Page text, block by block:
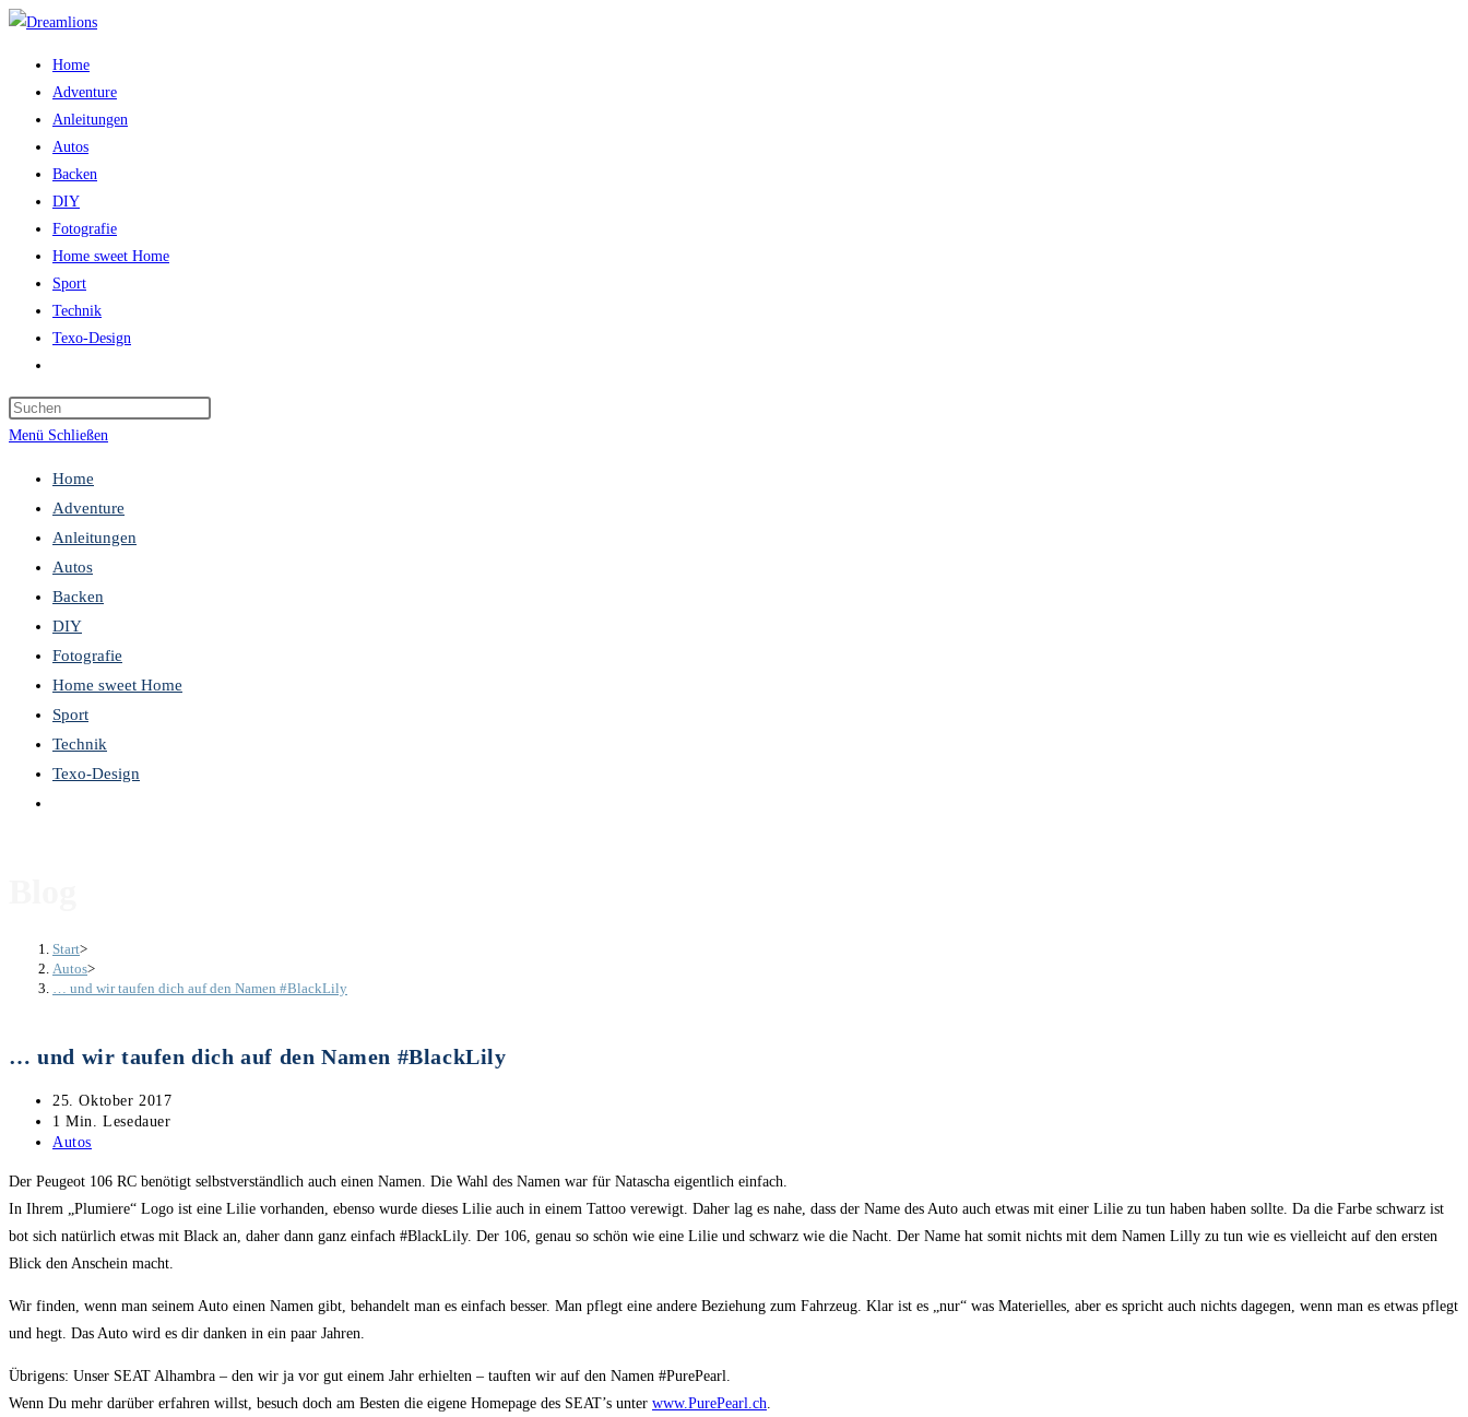
Zum
springen
Home
Adventure
Anleitungen
Autos
Backen
DIY
Fotografie
Home sweet Home
Sport
Technik
Texo-Design
umschalten
Menü Schließen
Home
Adventure
Anleitungen
Autos
Backen
DIY
Fotografie
Home sweet Home
Sport
Technik
Texo-Design
Start>
Autos>
… und wir taufen dich auf den Namen #BlackLily
… und wir taufen dich auf den Namen #BlackLily
Beitrag
veröffentlicht:
25. Oktober 2017
Lesedauer:
1 Min. Lesedauer
Beitrags-
Autos
Der Peugeot 106 RC benötigt selbstverständlich auch einen Namen. Die Wahl des Namen war für Natascha eigentlich einfach.
In Ihrem „Plumiere“ Logo ist eine Lilie vorhanden, ebenso wurde dieses Lilie auch in einem Tattoo verewigt. Daher lag es nahe, dass der Name des Auto auch etwas mit einer Lilie zu tun haben haben sollte. Da die Farbe schwarz ist
bot sich natürlich etwas mit Black an, daher dann ganz einfach #BlackLily. Der 106, genau so schön wie eine Lilie und schwarz wie die Nacht. Der Name hat somit nichts mit dem Namen Lilly zu tun wie es vielleicht auf den ersten
Blick den Anschein macht.
Wir finden, wenn man seinem Auto einen Namen gibt, behandelt man es einfach besser. Man pflegt eine andere Beziehung zum Fahrzeug. Klar ist es „nur“ was Materielles, aber es spricht auch nichts dagegen, wenn man es etwas pflegt
und hegt. Das Auto wird es dir danken in ein paar Jahren.
Übrigens: Unser SEAT Alhambra – den wir ja vor gut einem Jahr erhielten – tauften wir auf den Namen #PurePearl.
Wenn Du mehr darüber erfahren willst, besuch doch am Besten die eigene Homepage des SEAT’s unter www.PurePearl.ch.